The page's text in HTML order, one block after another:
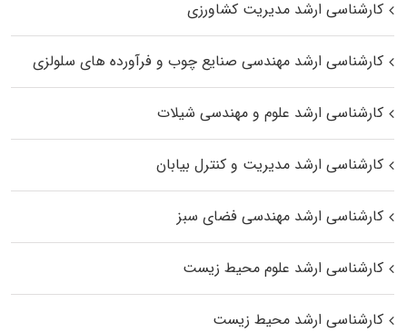
کارشناسی ارشد مدیریت کشاورزی
کارشناسی ارشد مهندسی صنایع چوب و فرآورده‌ های سلولزی
کارشناسی ارشد علوم و مهندسی شیلات
کارشناسی ارشد مدیریت و کنترل بیابان
کارشناسی ارشد مهندسی فضای سبز
کارشناسی ارشد علوم محیط‌ زیست
کارشناسی ارشد محیط زیست